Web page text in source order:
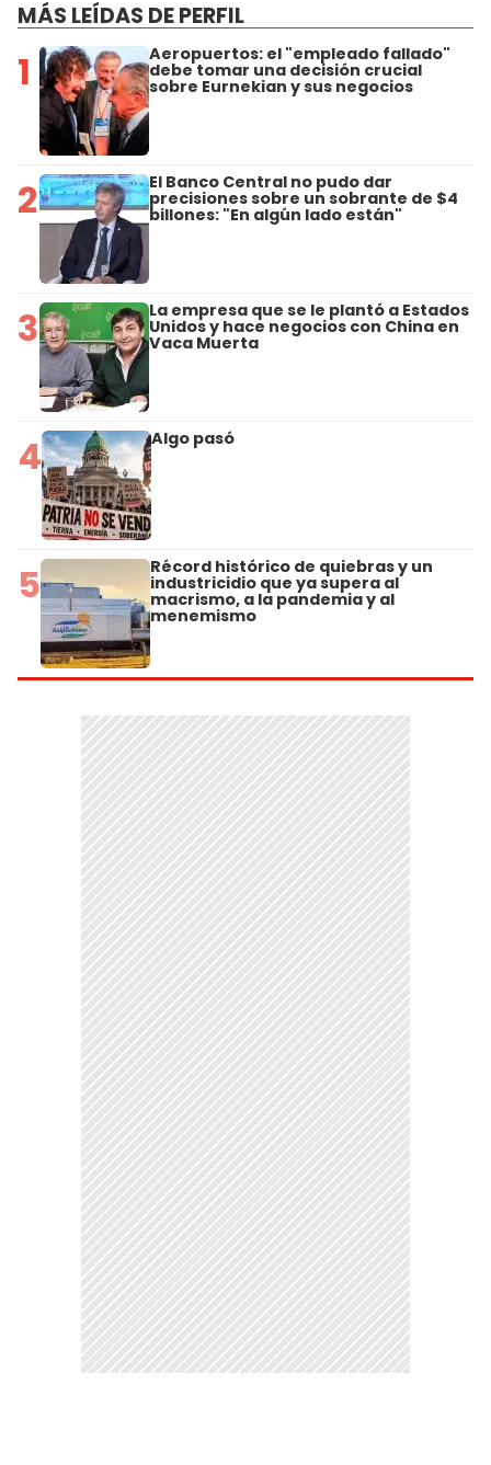
MÁS LEÍDAS DE PERFIL
1 Aeropuertos: el "empleado fallado"
debe tomar una decisión crucial
sobre Eurnekian y sus negocios
2 El Banco Central no pudo dar
precisiones sobre un sobrante de $4
billones: "En algún lado están"
3 La empresa que se le plantó a Estados
Unidos y hace negocios con China en
Vaca Muerta
4 Algo pasó
5 Récord histórico de quiebras y un
industricidio que ya supera al
macrismo, a la pandemia y al
menemismo